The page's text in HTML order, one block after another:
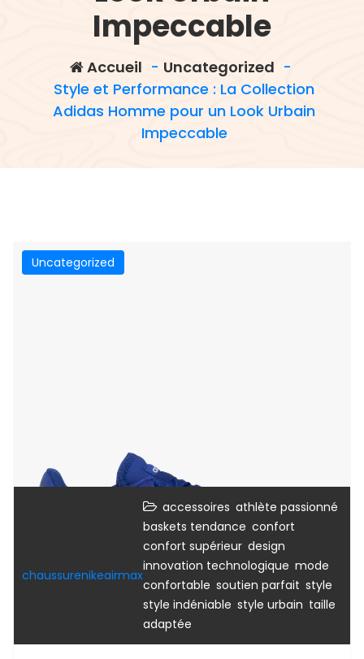
Impeccable
Accueil - Uncategorized -
Style et Performance : La Collection
Adidas Homme pour un Look Urbain
Impeccable
Uncategorized
chaussurenikeairmax
accessoires athlète passionné
baskets tendance confort
confort supérieur design
innovation technologique mode
confortable soutien parfait style
style indéniable style urbain taille
adaptée